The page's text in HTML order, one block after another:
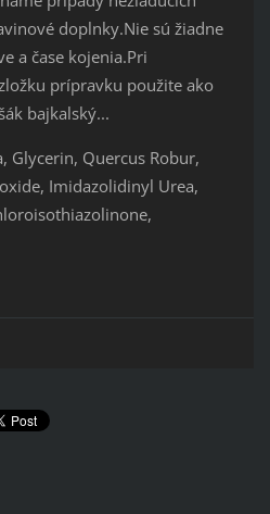
doplnky.Nie sú žiadne
a čase kojenia.Pri
prípravku použite ako
bajkalský...
Glycerin, Quercus Robur,
Imidazolidinyl Urea,